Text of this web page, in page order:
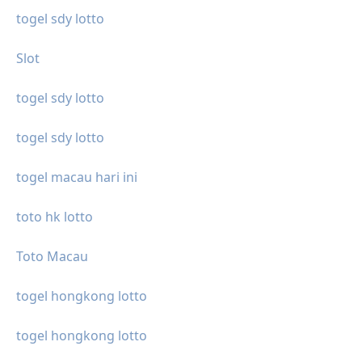
togel sdy lotto
Slot
togel sdy lotto
togel sdy lotto
togel macau hari ini
toto hk lotto
Toto Macau
togel hongkong lotto
togel hongkong lotto